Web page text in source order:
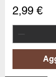
Prezzo
2,99 €